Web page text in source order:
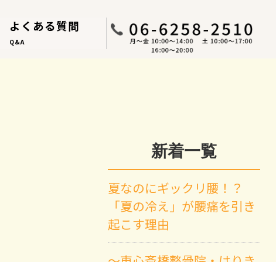
よくある質問
Q&A
新着一覧
夏なのにギックリ腰！？
「夏の冷え」が腰痛を引き
起こす理由